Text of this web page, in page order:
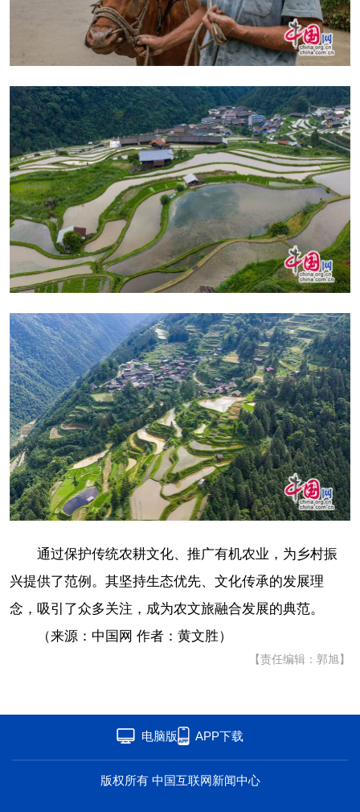
通过保护传统农耕文化、推广有机农业，为乡村振
兴提供了范例。其坚持生态优先、文化传承的发展理
念，吸引了众多关注，成为农文旅融合发展的典范。
（来源：中国网 作者： 黄文胜）
【责任编辑：郭旭】
电脑版 APP下载
版权所有 中国互联网新闻中心